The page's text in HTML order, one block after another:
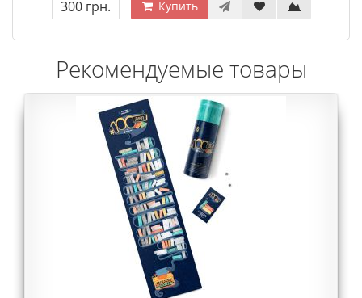
300 грн. Купить
Рекомендуемые товары